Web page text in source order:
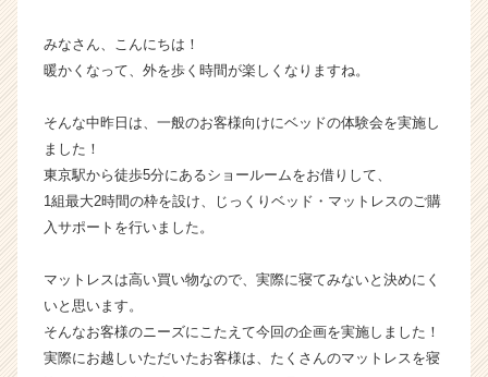
|
ベ
チ
成
長
企
か
ス
ウ
みなさん、こんにちは！
暖かくなって、外を歩く時間が楽しくなりますね。
そんな中昨日は、一般のお客様向けにベッドの体験会を実施し
ました！
東京駅から徒歩5分にあるショールームをお借りして、
1組最大2時間の枠を設け、じっくりベッド・マットレスのご購
入サポートを行いました。
マットレスは高い買い物なので、実際に寝てみないと決めにく
いと思います。
そんなお客様のニーズにこたえて今回の企画を実施しました！
実際にお越しいただいたお客様は、たくさんのマットレスを寝